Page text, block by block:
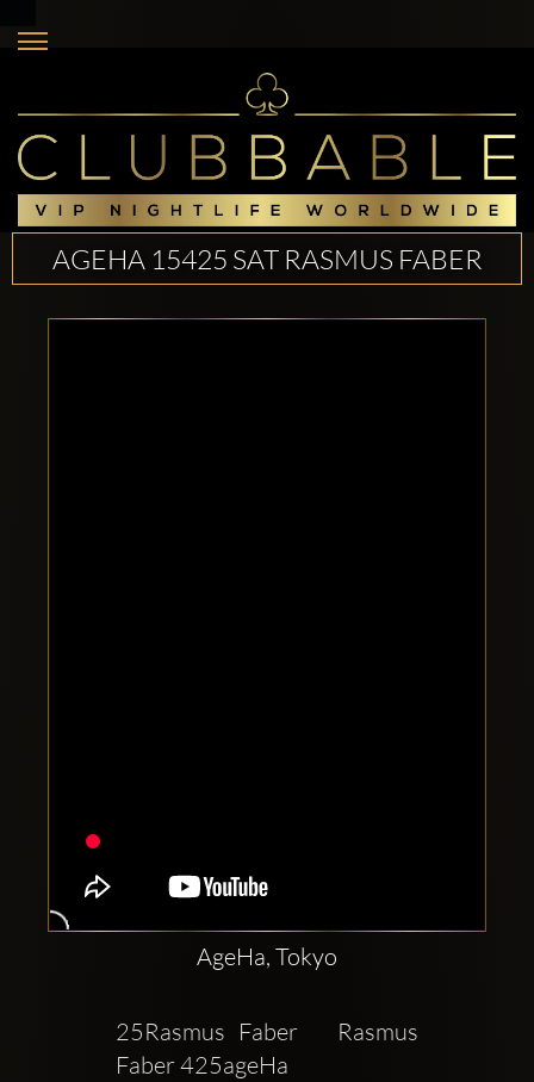
AGEHA 15425 SAT RASMUS FABER
AgeHa, Tokyo
25Rasmus Faber   Rasmus
Faber 425ageHa